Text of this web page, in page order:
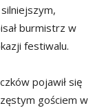
burmistrz w
festiwalu.
pojawił się
gościem w